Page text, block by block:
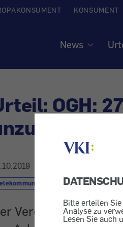
Bitte erteilen
Analyse zu
Lesen Sie auch
KONSUMENT
News
OGH:
& Medien
Verein für